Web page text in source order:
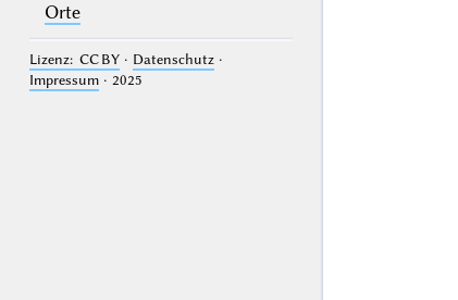
Orte
Lizenz: CC BY· Datenschutz·
Impressum· 2025